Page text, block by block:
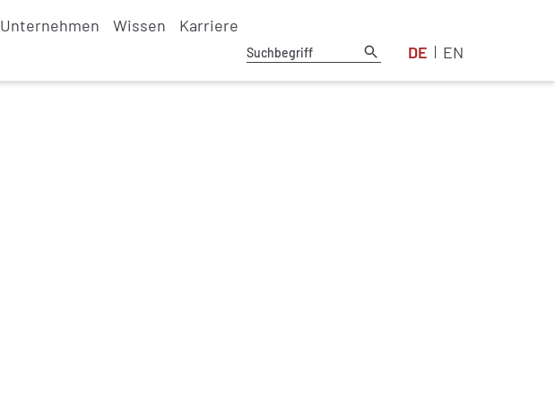
Unternehmen Wissen
Karriere
DE
EN